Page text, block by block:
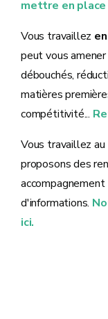
mettre en place
Vous travaillez
peut vous
débouchés,
matières
compétitivité...
Vous travaillez au
proposons des
d'informations.
ici.